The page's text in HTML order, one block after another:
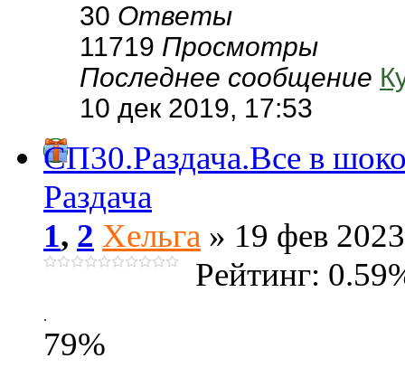
30 Ответы
11719 Просмотры
Последнее сообщение
10 дек 2019, 17:53
СП30.Раздача.Все в
Раздача
1, 2 Хельга » 19 фев
Рейтинг:
.
79%